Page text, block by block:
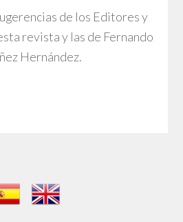
de los Editores y
revista y las de Fernando
Hernández.